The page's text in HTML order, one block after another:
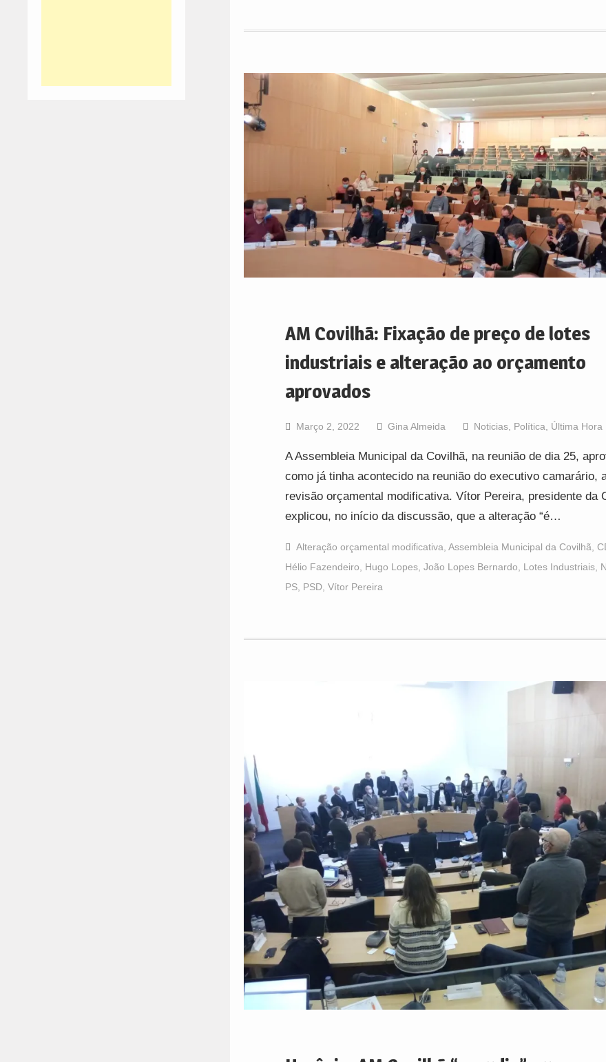
AM Covilhã: Fixação de preço de lotes
industriais e alteração ao orçamento
aprovados
Março 2, 2022 Gina Almeida Noticias, Política Última Hora
A Assembleia Municipal da Covilhã, na reunião de dia 25,
como já tinha acontecido na reunião do executivo camarário,
revisão orçamental modificativa. Vítor Pereira, presidente da
explicou, no início da discussão, que a alteração “é…
Alteração orçamental modificativa Assembleia Municipal da Covilhã
Hélio Fazendeiro
Hugo Lopes, João Lopes Bernardo Lotes Industriais,
PS, PSD, Vítor Pereira